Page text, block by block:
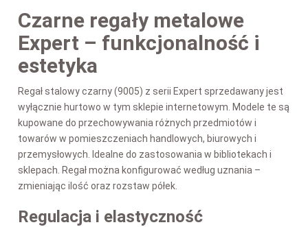
Czarne regały metalowe
Expert – funkcjonalność i
estetyka
Regał stalowy czarny (9005) z serii Expert sprzedawany jest
wyłącznie hurtowo w tym sklepie internetowym. Modele te są
kupowane do przechowywania różnych przedmiotów i
towarów w pomieszczeniach handlowych, biurowych i
przemysłowych. Idealne do zastosowania w bibliotekach i
sklepach. Regał można konfigurować według uznania –
zmieniając ilość oraz rozstaw półek.
Regulacja i elastyczność